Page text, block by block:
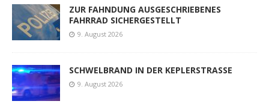
ZUR FAHNDUNG AUSGESCHRIEBENES
FAHRRAD SICHERGESTELLT
9. August 2026
SCHWELBRAND IN DER KEPLERSTRASSE
9. August 2026